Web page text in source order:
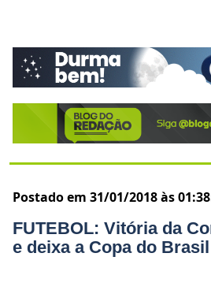
Postado em 31/01/2018 às
FUTEBOL: Vitória da
e deixa a Copa do Brasil